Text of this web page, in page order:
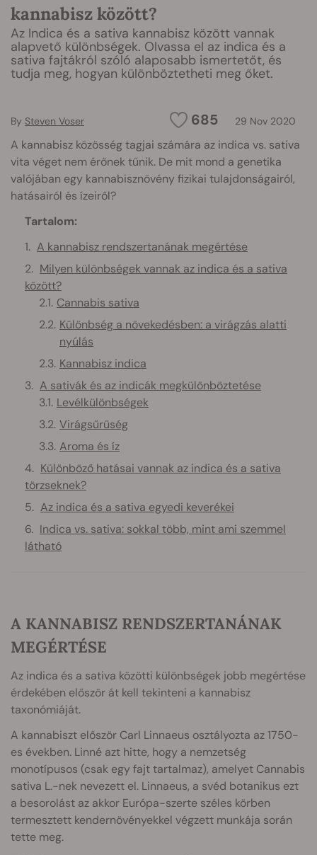
kannabisz között?
Az Indica és a sativa kannabisz között vannak
alapvető különbségek. Olvassa el az indica és a
sativa fajtákról szóló alaposabb ismertetőt, és
tudja meg, hogyan különböztetheti meg őket.
685 29 Nov 2020
By Steven Voser
A kannabisz közösség tagjai számára az indica vs. sativa
vita véget nem érőnek tűnik. De mit mond a genetika
valójában egy kannabisznövény fizikai tulajdonságairól,
hatásairól és ízeiről?
Tartalom:
A kannabisz rendszertanának megértése
Milyen különbségek vannak az indica és a sativa
között?
Cannabis sativa
Különbség a növekedésben: a virágzás alatti
nyúlás
Kannabisz indica
A sativák és az indicák megkülönböztetése
Levélkülönbségek
Virágsűrűség
Aroma és íz
Különböző hatásai vannak az indica és a sativa
törzseknek?
Az indica és a sativa egyedi keverékei
Indica vs. sativa: sokkal több, mint ami szemmel
látható
A KANNABISZ RENDSZERTANÁNAK
MEGÉRTÉSE
Az indica és a sativa közötti különbségek jobb megértése
érdekében először át kell tekinteni a kannabisz
taxonómiáját.
A kannabiszt először Carl Linnaeus osztályozta az 1750-
es években. Linné azt hitte, hogy a nemzetség
monotípusos (csak egy fajt tartalmaz), amelyet Cannabis
sativa L.-nek nevezett el. Linnaeus, a svéd botanikus ezt
a besorolást az akkor Európa-szerte széles körben
termesztett kendernövényekkel végzett munkája során
tette meg.